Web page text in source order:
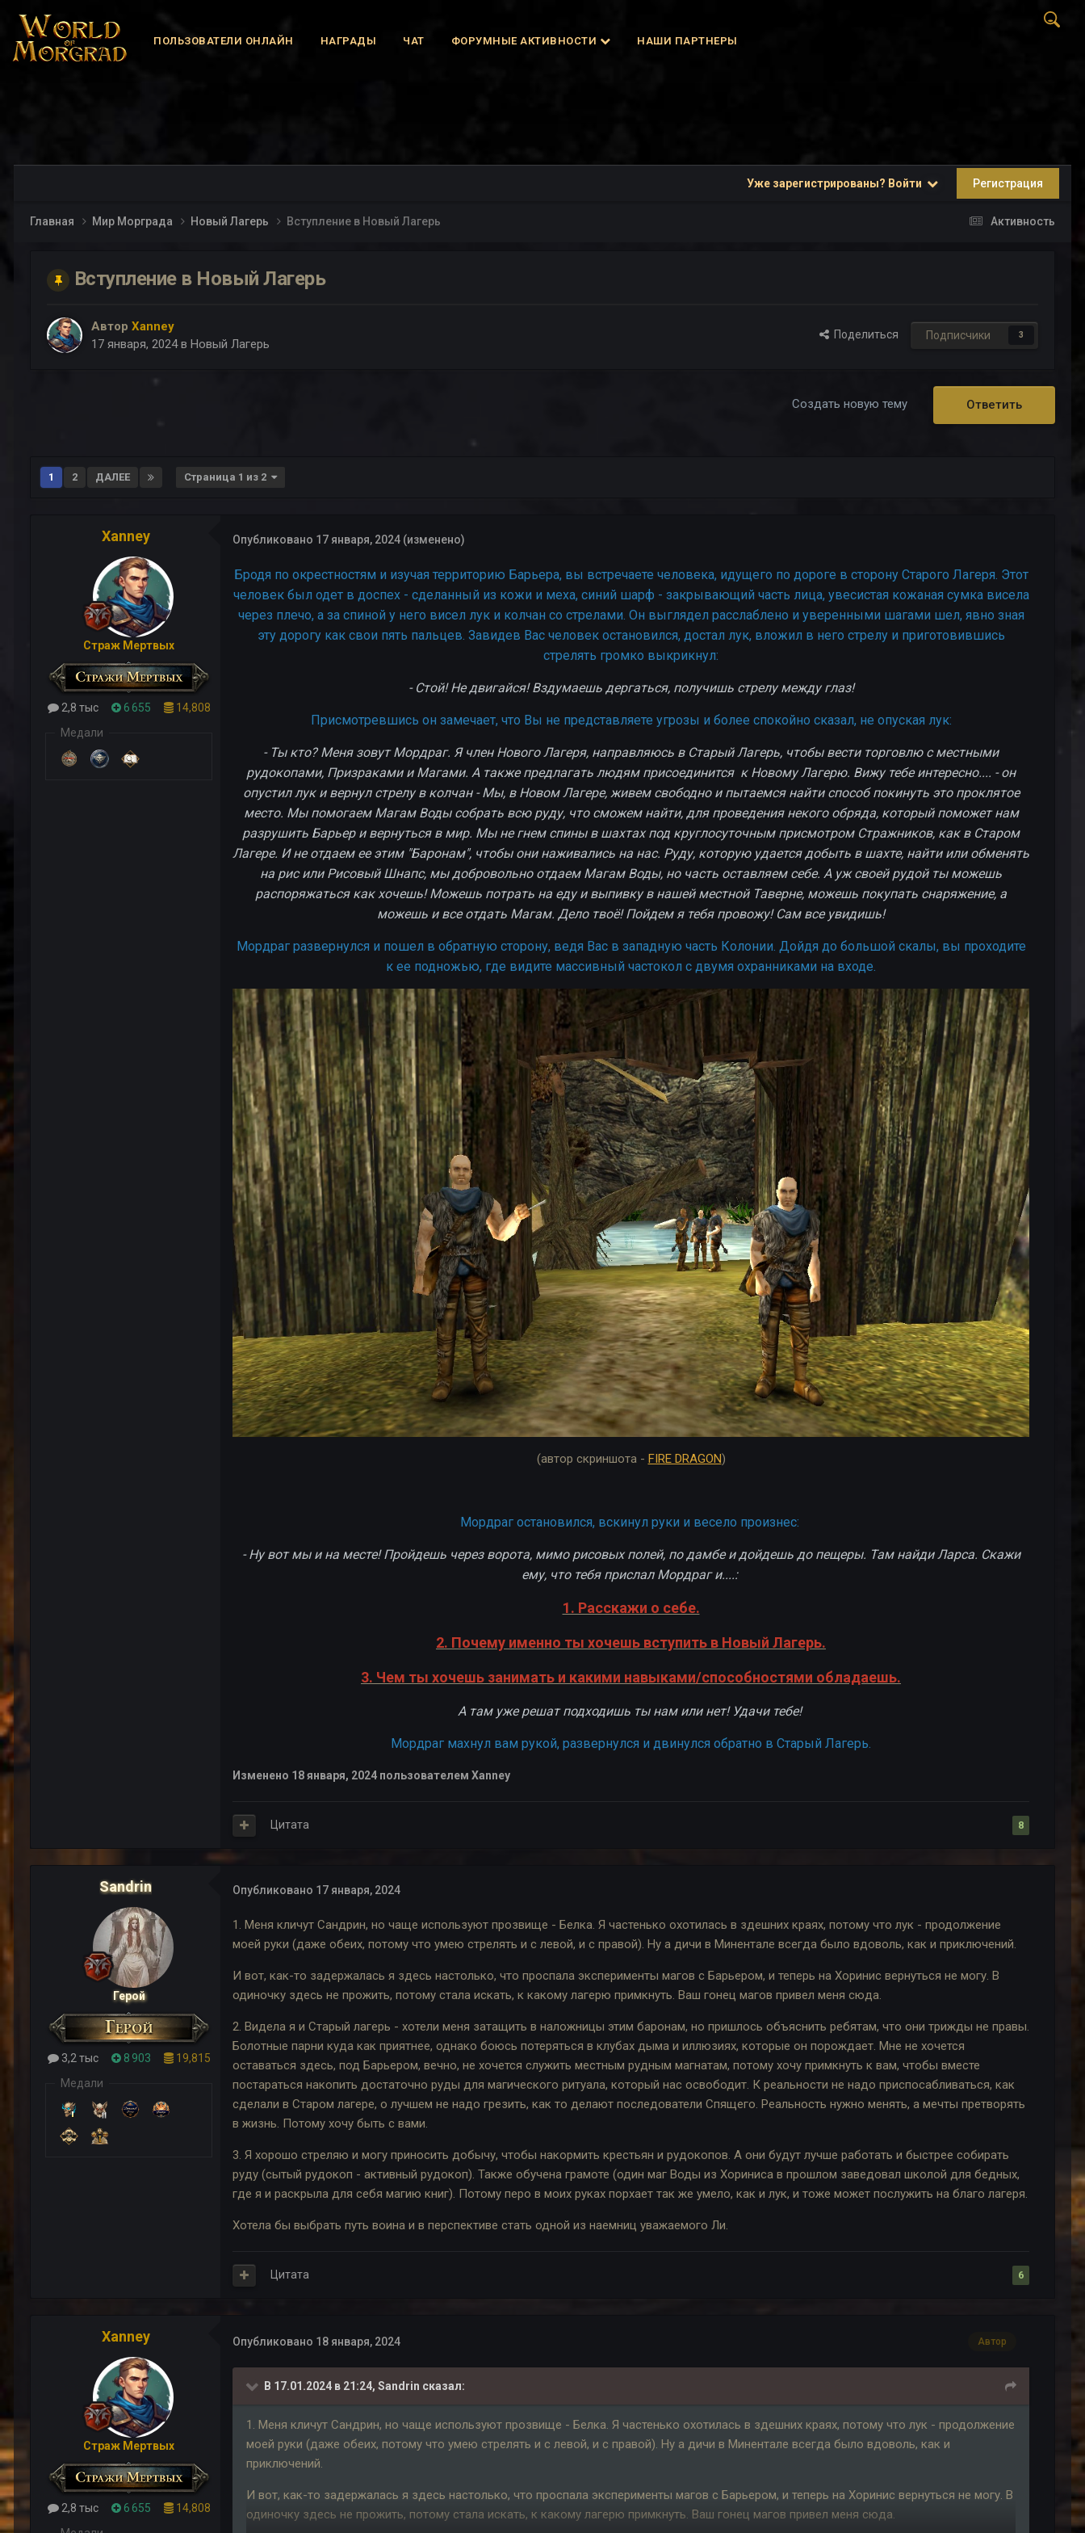
ПОЛЬЗОВАТЕЛИ ОНЛАЙН НАГРАДЫ ЧАТ ФОРУМНЫЕ АКТИВНОСТИ НАШИ ПАРТНЕРЫ
Уже зарегистрированы? Войти Регистрация
Активность
Главная Мир Морграда Новый Лагерь Вступление в Новый Лагерь
Вступление в Новый Лагерь
Автор Xanney
17 января, 2024в Новый Лагерь
Поделиться Подписчики 3
Ответить
Создать новую тему
1 2 ДАЛЕЕ Страница 1 из 2
Xanney
Страж Мертвых
2,8 тыс 6 655
14,808
Медали
Опубликовано 17 января, 2024 (изменено)
Бродя по окрестностям и изучая территорию Барьера, вы встречаете человека, идущего по дороге в сторону Старого Лагеря. Этот
человек был одет в доспех - сделанный из кожи и меха, синий шарф - закрывающий часть лица, увесистая кожаная сумка висела
через плечо, а за спиной у него висел лук и колчан со стрелами. Он выглядел расслаблено и уверенными шагами шел, явно зная
эту дорогу как свои пять пальцев. Завидев Вас человек остановился, достал лук, вложил в него стрелу и приготовившись
стрелять громко выкрикнул:
- Стой! Не двигайся! Вздумаешь дергаться, получишь стрелу между глаз!
Присмотревшись он замечает, что Вы не представляете угрозы и более спокойно сказал, не опуская лук:
- Ты кто? Меня зовут Мордраг. Я член Нового Лагеря, направляюсь в Старый Лагерь, чтобы вести торговлю с местными
рудокопами, Призраками и Магами. А также предлагать людям присоединится к Новому Лагерю. Вижу тебе интересно.... - он
опустил лук и вернул стрелу в колчан - Мы, в Новом Лагере, живем свободно и пытаемся найти способ покинуть это проклятое
место. Мы помогаем Магам Воды собрать всю руду, что сможем найти, для проведения некого обряда, который поможет нам
разрушить Барьер и вернуться в мир. Мы не гнем спины в шахтах под круглосуточным присмотром Стражников, как в Старом
Лагере. И не отдаем ее этим "Баронам", чтобы они наживались на нас. Руду, которую удается добыть в шахте, найти или обменять
на рис или Рисовый Шнапс, мы добровольно отдаем Магам Воды, но часть оставляем себе. А уж своей рудой ты можешь
распоряжаться как хочешь! Можешь потрать на еду и выпивку в нашей местной Таверне, можешь покупать снаряжение, а
можешь и все отдать Магам. Дело твоё! Пойдем я тебя провожу! Сам все увидишь!
Мордраг развернулся и пошел в обратную сторону, ведя Вас в западную часть Колонии. Дойдя до большой скалы, вы проходите
к ее подножью, где видите массивный частокол с двумя охранниками на входе.
(автор скриншота - FIRE DRAGON)
Мордраг остановился, вскинул руки и весело произнес:
- Ну вот мы и на месте! Пройдешь через ворота, мимо рисовых полей, по дамбе и дойдешь до пещеры. Там найди Ларса. Скажи
ему, что тебя прислал Мордраг и....:
1. Расскажи о себе.
2. Почему именно ты хочешь вступить в Новый Лагерь.
3. Чем ты хочешь занимать и какими навыками/способностями обладаешь.
А там уже решат подходишь ты нам или нет! Удачи тебе!
Мордраг махнул вам рукой, развернулся и двинулся обратно в Старый Лагерь.
Изменено 18 января, 2024 пользователем Xanney
8
Цитата
Sandrin
Герой
3,2 тыс 8 903
19,815
Медали
Опубликовано 17 января, 2024
1. Меня кличут Сандрин, но чаще используют прозвище - Белка. Я частенько охотилась в здешних краях, потому что лук - продолжение
моей руки (даже обеих, потому что умею стрелять и с левой, и с правой). Ну а дичи в Минентале всегда было вдоволь, как и приключений.
И вот, как-то задержалась я здесь настолько, что проспала эксперименты магов с Барьером, и теперь на Хоринис вернуться не могу. В
одиночку здесь не прожить, потому стала искать, к какому лагерю примкнуть. Ваш гонец магов привел меня сюда.
2. Видела я и Старый лагерь - хотели меня затащить в наложницы этим баронам, но пришлось объяснить ребятам, что они трижды не правы.
Болотные парни куда как приятнее, однако боюсь потеряться в клубах дыма и иллюзиях, которые он порождает. Мне не хочется
оставаться здесь, под Барьером, вечно, не хочется служить местным рудным магнатам, потому хочу примкнуть к вам, чтобы вместе
постараться накопить достаточно руды для магического ритуала, который нас освободит. К реальности не надо приспосабливаться, как
сделали в Старом лагере, о лучшем не надо грезить, как то делают последователи Спящего. Реальность нужно менять, а мечты претворять
в жизнь. Потому хочу быть с вами.
3. Я хорошо стреляю и могу приносить добычу, чтобы накормить крестьян и рудокопов. А они будут лучше работать и быстрее собирать
руду (сытый рудокоп - активный рудокоп). Также обучена грамоте (один маг Воды из Хориниса в прошлом заведовал школой для бедных,
где я и раскрыла для себя магию книг). Потому перо в моих руках порхает так же умело, как и лук, и тоже может послужить на благо лагеря.
Хотела бы выбрать путь воина и в перспективе стать одной из наемниц уважаемого Ли.
6
Цитата
Xanney
Страж Мертвых
2,8 тыс 6 655
14,808
Автор
Опубликовано 18 января, 2024
В 17.01.2024 в 21:24, Sandrin сказал:
1. Меня кличут Сандрин, но чаще используют прозвище - Белка. Я частенько охотилась в здешних краях, потому что лук - продолжение
моей руки (даже обеих, потому что умею стрелять и с левой, и с правой). Ну а дичи в Минентале всегда было вдоволь, как и
приключений.
И вот, как-то задержалась я здесь настолько, что проспала эксперименты магов с Барьером, и теперь на Хоринис вернуться не могу. В
одиночку здесь не прожить, потому стала искать, к какому лагерю примкнуть. Ваш гонец магов привел меня сюда.